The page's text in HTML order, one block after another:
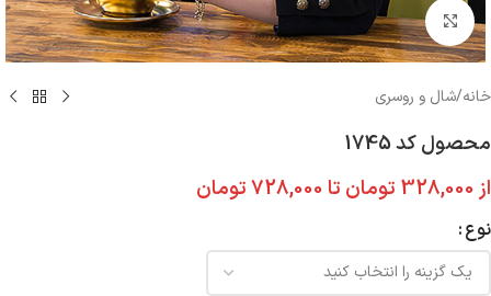
بزرگنمایی تصویر
خانه/شال و روسری
محصول کد 1745
از 328,000 تومان تا 728,000تومان
نوع